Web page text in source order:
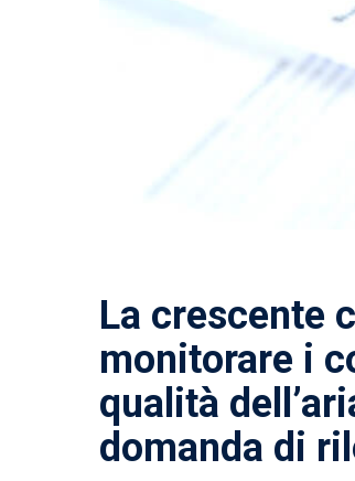
La crescente
monitorare i
qualità
domanda di